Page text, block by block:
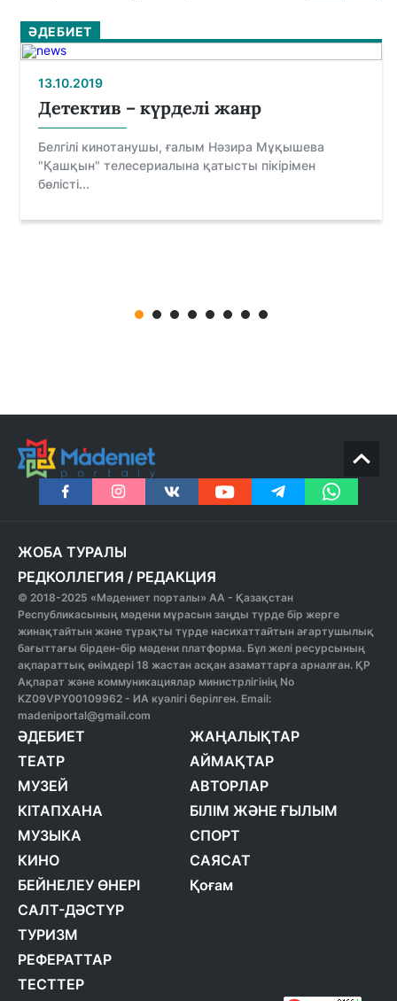
ӘДЕБИЕТ
13.10.2019
Детектив – күрделі жанр
Белгілі кинотанушы, ғалым Нәзира Мұқышева
"Қашқын" телесериалына қатысты пікірімен
бөлісті...
ЖОБА ТУРАЛЫ
РЕДКОЛЛЕГИЯ / РЕДАКЦИЯ
© 2018-2025 «Мәдениет порталы» АА - Қазақстан
Республикасының мәдени мұрасын заңды түрде бір жерге
жинақтайтын және тұрақты түрде насихаттайтын ағартушылық
бағыттағы бірден-бір мәдени платформа. Бұл желі ресурсының
ақпараттық өнімдері 18 жастан асқан азаматтарға арналған. ҚР
Ақпарат және коммуникациялар министрлігінің No
KZ09VPY00109962 - ИА куәлігі берілген. Email:
madeniportal@gmail.com
ӘДЕБИЕТ
ТЕАТР
МУЗЕЙ
КІТАПХАНА
МУЗЫКА
КИНО
БЕЙНЕЛЕУ ӨНЕРІ
САЛТ-ДӘСТҮР
ТУРИЗМ
РЕФЕРАТТАР
ТЕСТТЕР
ЖАҢАЛЫҚТАР
АЙМАҚТАР
АВТОРЛАР
БІЛІМ ЖӘНЕ ҒЫЛЫМ
СПОРТ
САЯСАТ
Қоғам